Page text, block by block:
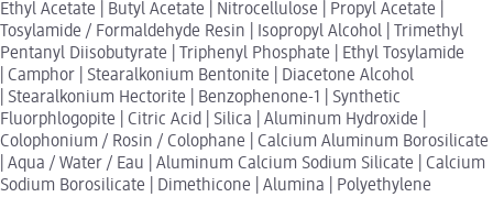
Ethyl Acetate | Butyl Acetate | Nitrocellulose | Propyl Acetate |
Tosylamide / Formaldehyde Resin | Isopropyl Alcohol | Trimethyl
Pentanyl Diisobutyrate | Triphenyl Phosphate | Ethyl Tosylamide
| Camphor | Stearalkonium Bentonite | Diacetone Alcohol
| Stearalkonium Hectorite | Benzophenone-1 | Synthetic
Fluorphlogopite | Citric Acid | Silica | Aluminum Hydroxide |
Colophonium / Rosin / Colophane | Calcium Aluminum Borosilicate
| Aqua / Water / Eau | Aluminum Calcium Sodium Silicate | Calcium
Sodium Borosilicate | Dimethicone | Alumina | Polyethylene